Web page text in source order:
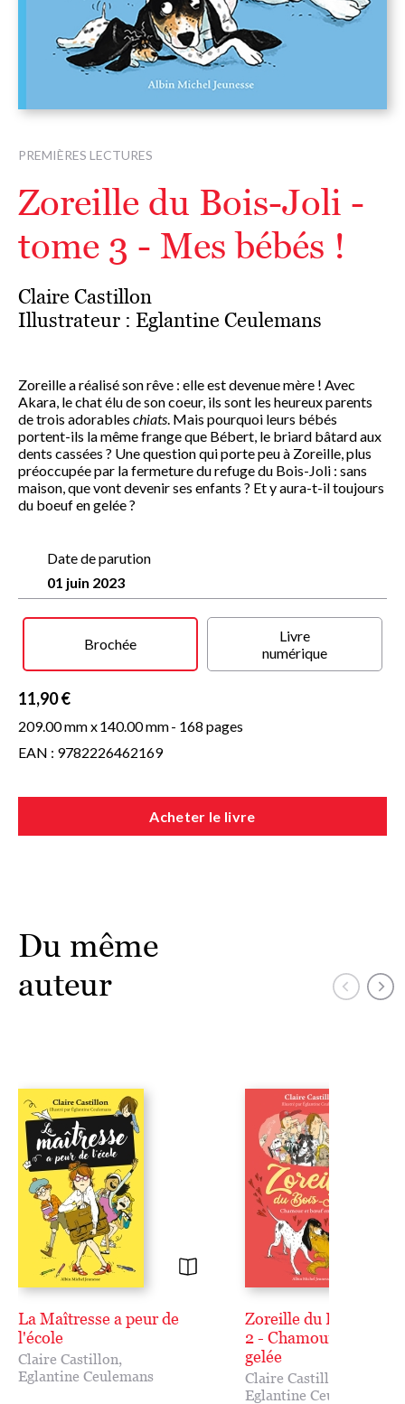
PREMIÈRES LECTURES
Zoreille du Bois-Joli -
tome 3 - Mes bébés !
Claire Castillon
Illustrateur : Eglantine Ceulemans
Zoreille a réalisé son rêve : elle est devenue mère ! Avec
Akara, le chat élu de son coeur, ils sont les heureux parents
de trois adorables chiats . Mais pourquoi leurs bébés
portent-ils la même frange que Bébert, le briard bâtard aux
dents cassées ? Une question qui porte peu à Zoreille, plus
préoccupée par la fermeture du refuge du Bois-Joli : sans
maison, que vont devenir ses enfants ? Et y aura-t-il toujours
du boeuf en gelée ?
Date de parution
01 juin 2023
Brochée
Livre
numérique
11,90 €
209.00 mm x140.00 mm- 168 pages
EAN : 9782226462169
Acheter le livre
Du même
auteur
La Maîtresse a peur de
l'école
Claire Castillon
Eglantine Ceulemans
Zoreille du Bois-Joli -
2 - Chamour et boeuf
gelée
Claire Castillon
Eglantine Ceulemans